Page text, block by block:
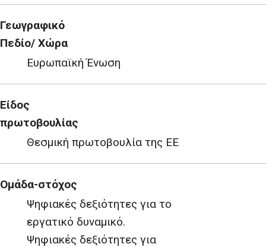
Γεωγραφικό
Πεδίο/ Χώρα
Ευρωπαϊκή Ένωση
Είδος
πρωτοβουλίας
Θεσμική πρωτοβουλία της ΕΕ
Ομάδα-στόχος
Ψηφιακές δεξιότητες για το
εργατικό δυναμικό.
Ψηφιακές δεξιότητες για